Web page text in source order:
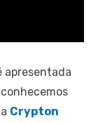
apresentada
Crypton